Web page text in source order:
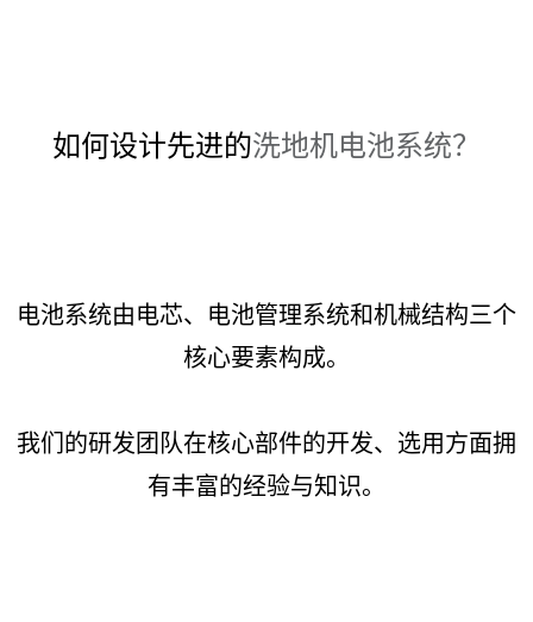
如何设计先进的洗地机电池系统？
电池系统由电芯、电池管理系统和机械结构三个
核心要素构成。
我们的研发团队在核心部件的开发、选用方面拥
有丰富的经验与知识。